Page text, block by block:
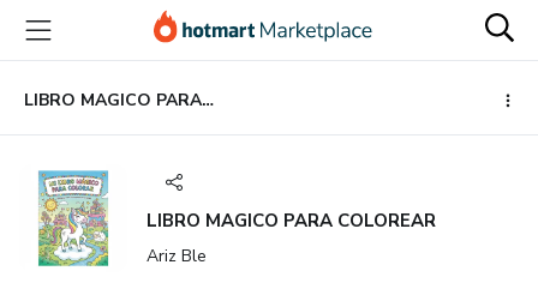
principal
página
de
página
LIBRO MAGICO PARA COLOREAR
LIBRO MAGICO PARA COLOREAR
Ariz Ble